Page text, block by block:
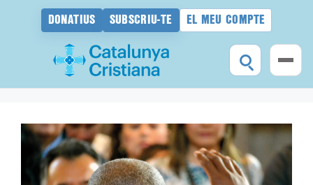
DONATIUS SUBSCRIU-TE EL MEU COMPTE
contingut